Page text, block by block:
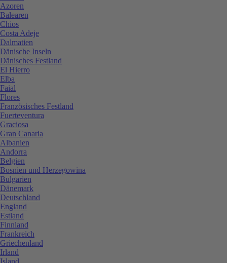
Azoren
Balearen
Chios
Costa Adeje
Dalmatien
Dänische Inseln
Dänisches Festland
El Hierro
Elba
Faial
Flores
Französisches Festland
Fuerteventura
Graciosa
Gran Canaria
Albanien
Andorra
Belgien
Bosnien und Herzegowina
Bulgarien
Dänemark
Deutschland
England
Estland
Finnland
Frankreich
Griechenland
Irland
Island